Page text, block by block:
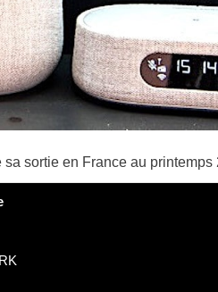
sortie en France au printemps